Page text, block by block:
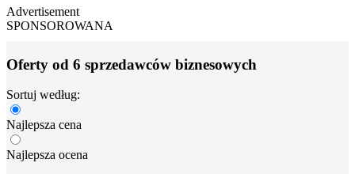
Advertisement
SPONSOROWANA
Oferty od 6 sprzedawców biznesowych
Sortuj według:
Najlepsza cena
Najlepsza ocena